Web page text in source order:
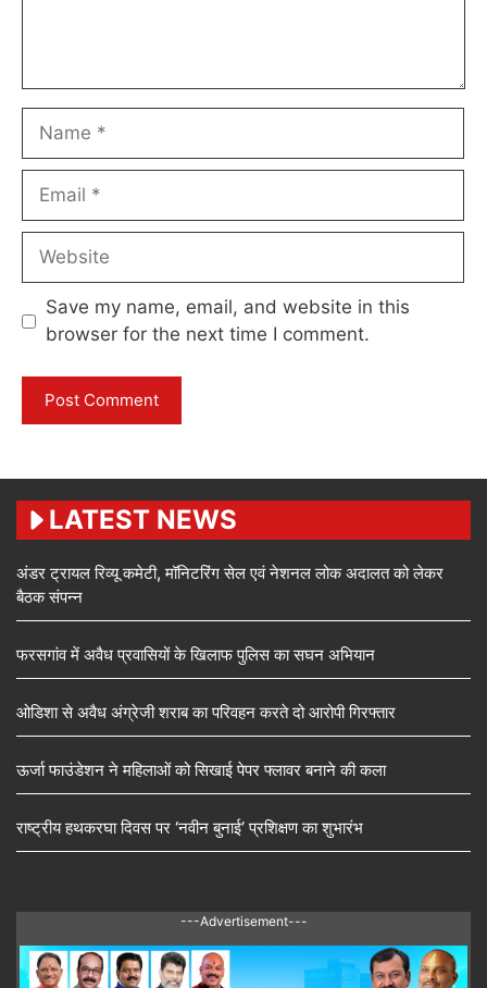
Name
Email
Website
Save my name, email, and website in this
browser for the next time I comment.
LATEST NEWS
अंडर ट्रायल रिव्यू कमेटी, मॉनिटरिंग सेल एवं नेशनल लोक अदालत को लेकर
बैठक संपन्न
फरसगांव में अवैध प्रवासियों के खिलाफ पुलिस का सघन अभियान
ओडिशा से अवैध अंग्रेजी शराब का परिवहन करते दो आरोपी गिरफ्तार
ऊर्जा फाउंडेशन ने महिलाओं को सिखाई पेपर फ्लावर बनाने की कला
राष्ट्रीय हथकरघा दिवस पर ‘नवीन बुनाई’ प्रशिक्षण का शुभारंभ
---Advertisement---